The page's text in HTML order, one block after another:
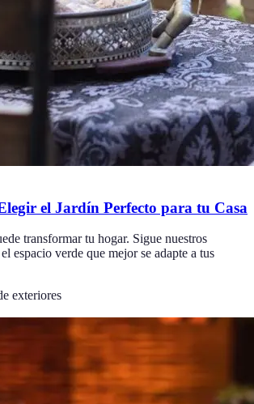
el Jardín Perfecto para tu Casa
transformar tu hogar. Sigue nuestros
espacio verde que mejor se adapte a tus
exteriores